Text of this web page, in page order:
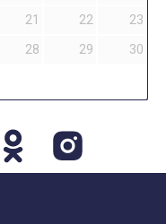
21 22
23
28 29
30